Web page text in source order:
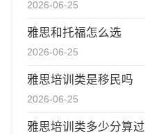
2026-06-25
雅思和托福怎么选
2026-06-25
雅思培训类是移民吗
2026-06-25
雅思培训类多少分算过